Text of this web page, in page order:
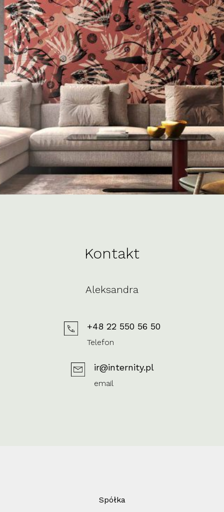
Kontakt
Aleksandra
+48 22 550 56 50
Telefon
ir@internity.pl
email
Spółka